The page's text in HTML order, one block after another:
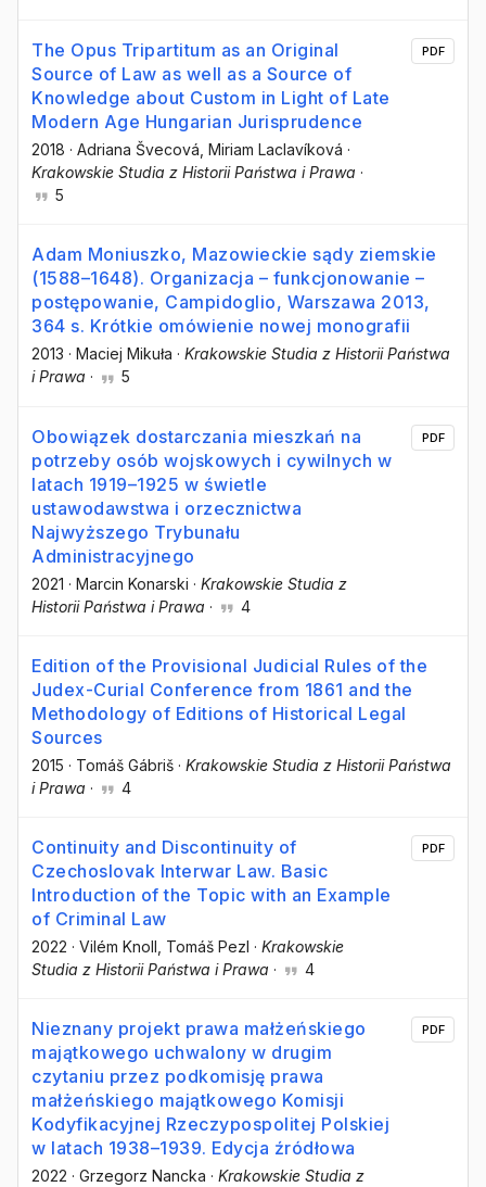
The Opus Tripartitum as an Original
Source of Law as well as a Source of
Knowledge about Custom in Light of Late
Modern Age Hungarian Jurisprudence
2018 · Adriana Švecová , Miriam Laclavíková ·
Krakowskie Studia z Historii Państwa i Prawa ·
5
PDF
Adam Moniuszko, Mazowieckie sądy ziemskie
(1588–1648). Organizacja – funkcjonowanie –
postępowanie, Campidoglio, Warszawa 2013,
364 s. Krótkie omówienie nowej monografii
2013 · Maciej Mikuła · Krakowskie Studia z Historii Państwa
i Prawa · 5
Obowiązek dostarczania mieszkań na
potrzeby osób wojskowych i cywilnych w
latach 1919–1925 w świetle
ustawodawstwa i orzecznictwa
Najwyższego Trybunału
Administracyjnego
2021 · Marcin Konarski · Krakowskie Studia z
Historii Państwa i Prawa · 4
PDF
Edition of the Provisional Judicial Rules of the
Judex-Curial Conference from 1861 and the
Methodology of Editions of Historical Legal
Sources
2015 · Tomáš Gábriš · Krakowskie Studia z Historii Państwa
i Prawa · 4
Continuity and Discontinuity of
Czechoslovak Interwar Law. Basic
Introduction of the Topic with an Example
of Criminal Law
2022 · Vilém Knoll , Tomáš Pezl · Krakowskie
Studia z Historii Państwa i Prawa · 4
PDF
Nieznany projekt prawa małżeńskiego
majątkowego uchwalony w drugim
czytaniu przez podkomisję prawa
małżeńskiego majątkowego Komisji
Kodyfikacyjnej Rzeczypospolitej Polskiej
w latach 1938–1939. Edycja źródłowa
2022 · Grzegorz Nancka · Krakowskie Studia z
PDF